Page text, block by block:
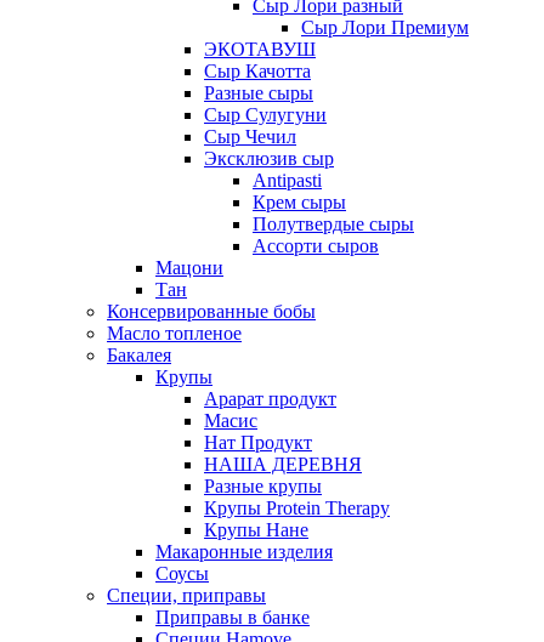
Сыр Лори разный
Сыр Лори Премиум
ЭКОТАВУШ
Сыр Качотта
Разные сыры
Сыр Сулугуни
Сыр Чечил
Эксклюзив сыр
Antipasti
Крем сыры
Полутвердые сыры
Ассорти сыров
Мацони
Тан
Консервированные бобы
Масло топленое
Бакалея
Крупы
Арарат продукт
Масис
Нат Продукт
НАША ДЕРЕВНЯ
Разные крупы
Крупы Protein Therapy
Крупы Нане
Макаронные изделия
Соусы
Специи, приправы
Приправы в банке